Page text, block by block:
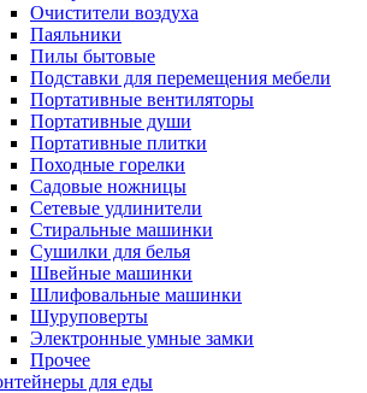
Очистители воздуха
Паяльники
Пилы бытовые
Подставки для перемещения мебели
Портативные вентиляторы
Портативные души
Портативные плитки
Походные горелки
Садовые ножницы
Сетевые удлинители
Стиральные машинки
Сушилки для белья
Швейные машинки
Шлифовальные машинки
Шуруповерты
Электронные умные замки
Прочее
для еды